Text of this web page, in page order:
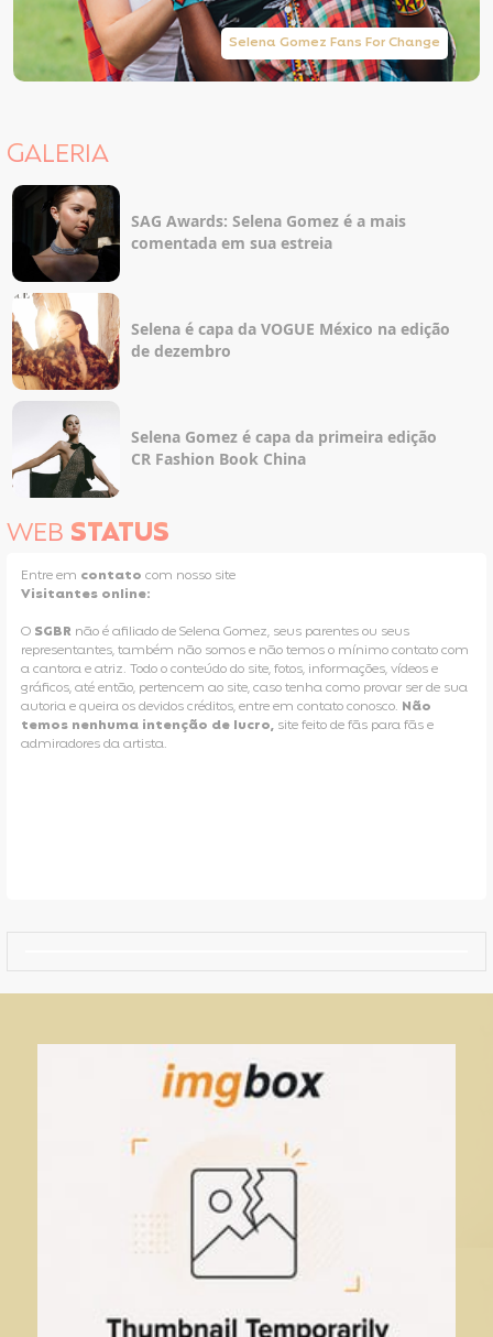
Selena Gomez Fans For Change
GALERIA
SAG Awards: Selena Gomez é a mais
comentada em sua estreia
Selena é capa da VOGUE México na edição
de dezembro
Selena Gomez é capa da primeira edição
CR Fashion Book China
WEB STATUS
Entre em contato com nosso site
Visitantes online:
O SGBR não é afiliado de Selena Gomez, seus parentes ou seus
representantes, também não somos e não temos o mínimo contato com
a cantora e atriz. Todo o conteúdo do site, fotos, informações, vídeos e
gráficos, até então, pertencem ao site, caso tenha como provar ser de sua
autoria e queira os devidos créditos, entre em contato conosco. Não
temos nenhuma intenção de lucro, site feito de fãs para fãs e
admiradores da artista.